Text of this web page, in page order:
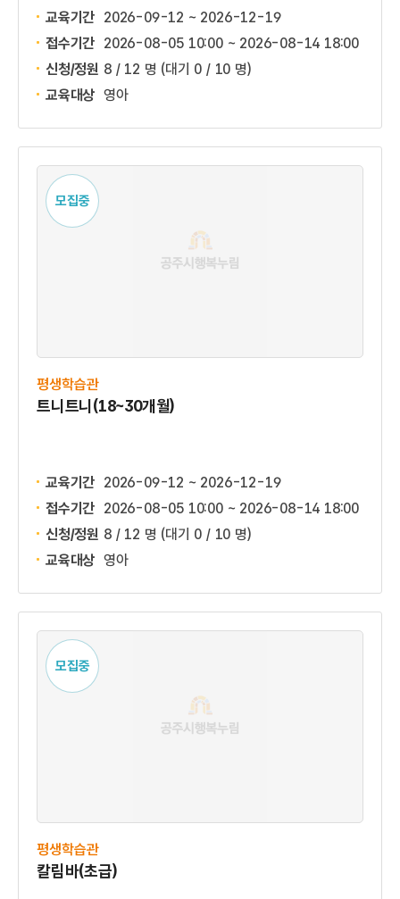
교육기간 2026-09-12 ~ 2026-12-19
접수기간 2026-08-05 10:00 ~ 2026-08-14 18:00
신청/정원 8 / 12 명 (대기 0 / 10 명)
교육대상 영아
모집중
평생학습관
트니트니(18~30개월)
교육기간 2026-09-12 ~ 2026-12-19
접수기간 2026-08-05 10:00 ~ 2026-08-14 18:00
신청/정원 8 / 12 명 (대기 0 / 10 명)
교육대상 영아
모집중
평생학습관
칼림바(초급)